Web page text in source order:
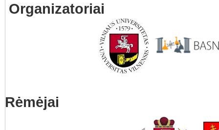
Organizatoriai
Rėmėjai